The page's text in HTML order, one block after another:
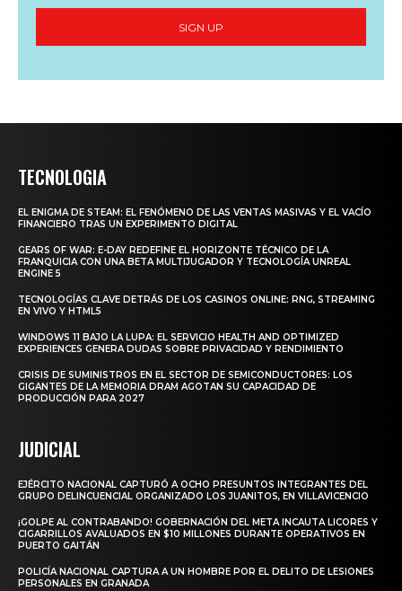
SIGN UP
TECNOLOGIA
EL ENIGMA DE STEAM: EL FENÓMENO DE LAS VENTAS MASIVAS Y EL VACÍO
FINANCIERO TRAS UN EXPERIMENTO DIGITAL
GEARS OF WAR: E-DAY REDEFINE EL HORIZONTE TÉCNICO DE LA
FRANQUICIA CON UNA BETA MULTIJUGADOR Y TECNOLOGÍA UNREAL
ENGINE 5
TECNOLOGÍAS CLAVE DETRÁS DE LOS CASINOS ONLINE: RNG, STREAMING
EN VIVO Y HTML5
WINDOWS 11 BAJO LA LUPA: EL SERVICIO HEALTH AND OPTIMIZED
EXPERIENCES GENERA DUDAS SOBRE PRIVACIDAD Y RENDIMIENTO
CRISIS DE SUMINISTROS EN EL SECTOR DE SEMICONDUCTORES: LOS
GIGANTES DE LA MEMORIA DRAM AGOTAN SU CAPACIDAD DE
PRODUCCIÓN PARA 2027
JUDICIAL
EJÉRCITO NACIONAL CAPTURÓ A OCHO PRESUNTOS INTEGRANTES DEL
GRUPO DELINCUENCIAL ORGANIZADO LOS JUANITOS, EN VILLAVICENCIO
¡GOLPE AL CONTRABANDO! GOBERNACIÓN DEL META INCAUTA LICORES Y
CIGARRILLOS AVALUADOS EN $10 MILLONES DURANTE OPERATIVOS EN
PUERTO GAITÁN
POLICÍA NACIONAL CAPTURA A UN HOMBRE POR EL DELITO DE LESIONES
PERSONALES EN GRANADA